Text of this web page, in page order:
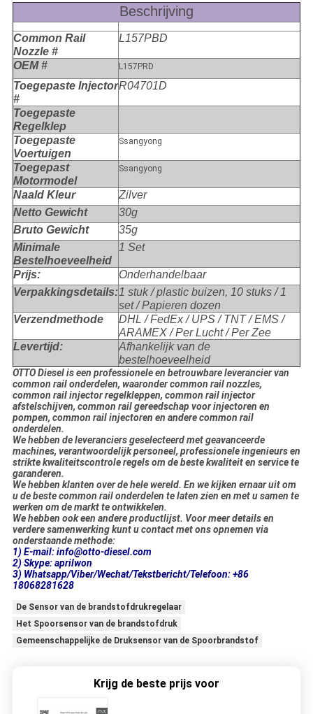
Beschrijving
Common Rail
Nozzle #
L157PBD
OEM # L157PRD
Toegepaste Injector
#
R04701D
Toegepaste
Regelklep
Toegepaste
Voertuigen
Ssangyong
Toegepast
Motormodel
Ssangyong
Naald Kleur
Zilver
Netto Gewicht
30g
Bruto Gewicht
35g
Minimale
Bestelhoeveelheid
1 Set
Prijs:
Onderhandelbaar
Verpakkingsdetails:1 stuk / plastic buizen, 10 stuks / 1
set / Papieren dozen
Verzendmethode
DHL / FedEx / UPS / TNT / EMS /
ARAMEX / Per Lucht / Per Zee
Levertijd:
Afhankelijk van de
bestelhoeveelheid
OTTO Diesel is een professionele en betrouwbare leverancier van
common rail onderdelen, waaronder common rail nozzles,
common rail injector regelkleppen, common rail injector
afstelschijven, common rail gereedschap voor injectoren en
pompen, common rail injectoren en andere common rail
onderdelen.
We hebben de leveranciers geselecteerd met geavanceerde
machines, verantwoordelijk personeel, professionele ingenieurs en
strikte kwaliteitscontrole regels om de beste kwaliteit en service te
garanderen.
We hebben klanten over de hele wereld. En we kijken ernaar uit om
u de beste common rail onderdelen te laten zien en met u samen te
werken om de markt te ontwikkelen.
We hebben ook een andere productlijst. Voor meer details en
verdere samenwerking kunt u contact met ons opnemen via
onderstaande methode:
1) E-mail: info@otto-diesel.com
2) Skype: aprilwon
3) Whatsapp/Viber/Wechat/Tekstbericht/Telefoon: +86
18068281628
De Sensor van de brandstofdrukregelaar
Het Spoorsensor van de brandstofdruk
Gemeenschappelijke de Druksensor van de Spoorbrandstof
Krijg de beste prijs voor